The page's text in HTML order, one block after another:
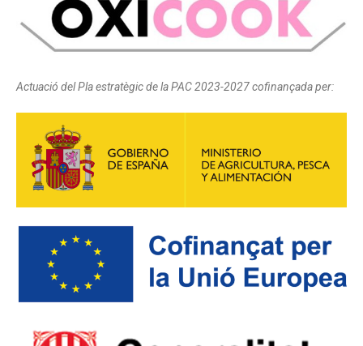
Actuació del Pla estratègic de la PAC 2023-2027 cofinançada per: